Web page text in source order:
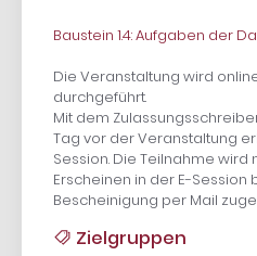
Baustein 1.4: Aufgaben der
Die Veranstaltung wird
durchgeführt.
Mit dem
Tag vor der Veranstaltung
Session. Die Teilnahme
Erscheinen in der E-Session
Bescheinigung per Mail
Zielgruppen